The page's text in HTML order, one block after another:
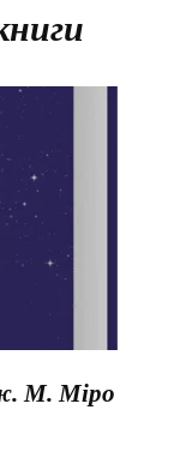
М. Міро